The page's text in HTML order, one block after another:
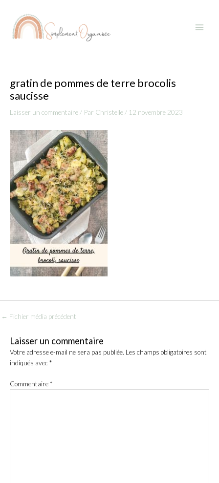
contenu
Menu
gratin de pommes de terre brocolis
saucisse
Laisser un commentaire / Par Christelle / 12 novembre 2023
articles
← Fichier média précédent
Laisser un commentaire
Votre adresse e-mail ne sera pas publiée. Les champs obligatoires sont
indiqués avec*
Commentaire*